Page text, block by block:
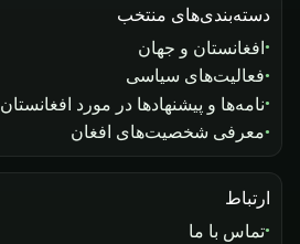
دسته‌بندی‌های منتخب
افغانستان و جهان
فعالیت‌های سیاسی
نامه‌ها و پیشنهادها در مورد افغانستان
معرفی شخصیت‌های افغان
ارتباط
تماس با ما